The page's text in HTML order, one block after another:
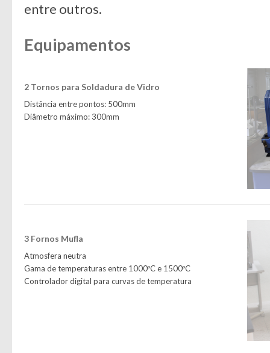
entre outros.
Equipamentos
2 Tornos para Soldadura de Vidro
Distância entre pontos: 500mm
Diâmetro máximo: 300mm
3 Fornos Mufla
Atmosfera neutra
Gama de temperaturas entre 1000ºC e 1500ºC
Controlador digital para curvas de temperatura